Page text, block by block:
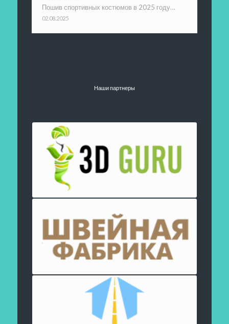
Пошив спортивных костюмов в 2025 году…
02.08.2025
Наши партнеры